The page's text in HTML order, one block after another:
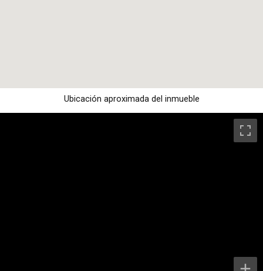
Ubicación aproximada del inmueble